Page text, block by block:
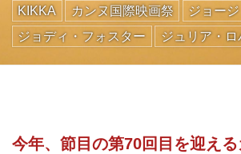
KIKKA カンヌ国際映画祭
ジョー
ジョディ・フォスター
ジュリア・ロ
今年、節目の第70回目を迎え